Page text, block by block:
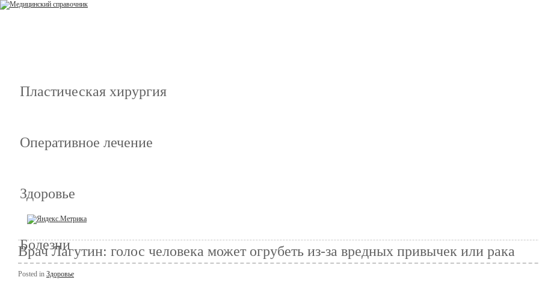
Пластическая хирургия
Оперативное лечение
Здоровье
Болезни
Врач Лагутин: голос человека может огрубеть из-за вредных привычек или рака
Posted in Здоровье